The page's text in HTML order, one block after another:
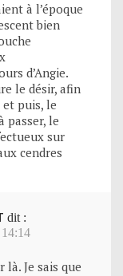
à l’époque
bien
d’Angie.
le désir, afin
puis, le
passer, le
sur
cendres
dit :
là. Je sais que